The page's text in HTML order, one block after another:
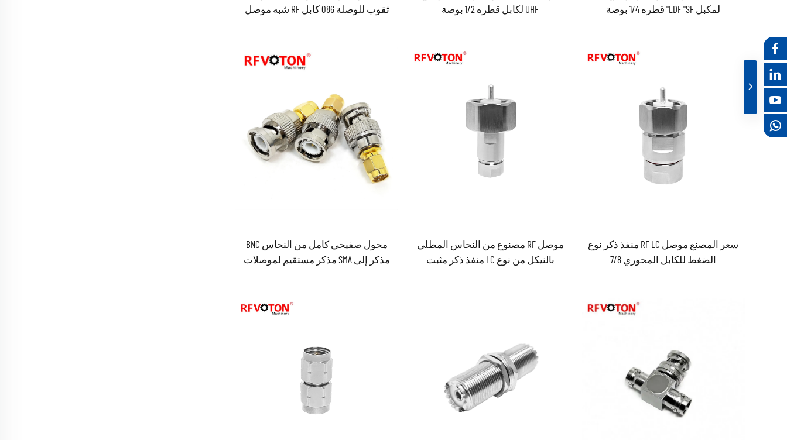
لمكبل LDF "SF" قطره 1/4 بوصة
UHF لكابل قطره 1/2 بوصة
ثقوب للوصلة 086 كابل RF شبه موصل
سعر المصنع موصل RF LC منفذ ذكر نوع
الضغط للكابل المحوري 7/8
موصل RF مصنوع من النحاس المطلي
بالنيكل من نوع LC منفذ ذكر مثبت
محول صفيحي كامل من النحاس BNC
مذكر إلى SMA مذكر مستقيم لموصلات